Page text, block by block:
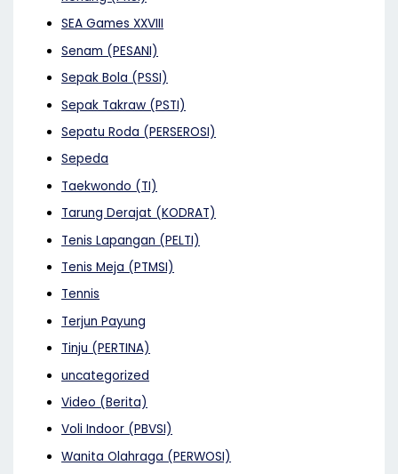
SEA Games XXVIII
Senam (PESANI)
Sepak Bola (PSSI)
Sepak Takraw (PSTI)
Sepatu Roda (PERSEROSI)
Sepeda
Taekwondo (TI)
Tarung Derajat (KODRAT)
Tenis Lapangan (PELTI)
Tenis Meja (PTMSI)
Tennis
Terjun Payung
Tinju (PERTINA)
uncategorized
Video (Berita)
Voli Indoor (PBVSI)
Wanita Olahraga (PERWOSI)